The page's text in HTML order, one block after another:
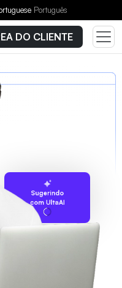
Português
DO CLIENTE
Sugerindo
com UltaAI